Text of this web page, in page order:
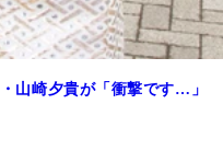
山崎夕貴が「衝撃です…」